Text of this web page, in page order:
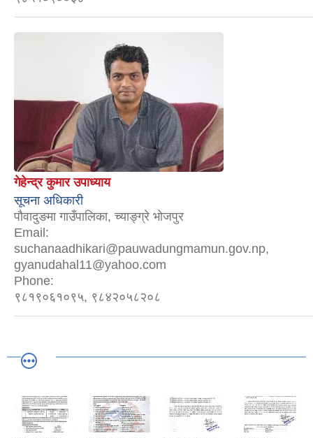
गेहेन्द्र कुमार उपाध्याय
सूचना अधिकारी
पौवादुङमा गाउँपालिका, च्याङ्ग्रे भोजपुर
Email:
suchanaadhikari@pauwadungmamun.gov.np,
gyanudahal11@yahoo.com
Phone:
९८१९०६१०९५, ९८४२०५८२०८